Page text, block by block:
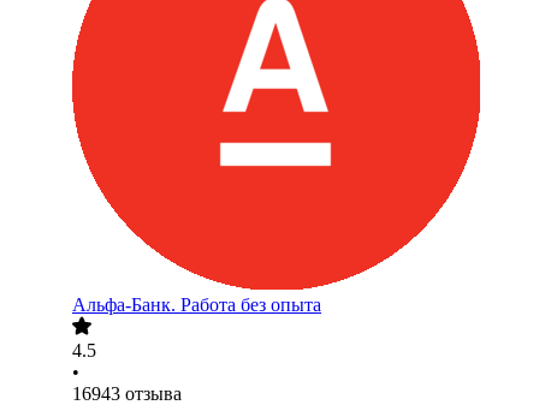
Альфа-Банк. Работа без опыта
4.5
•
16943 отзыва